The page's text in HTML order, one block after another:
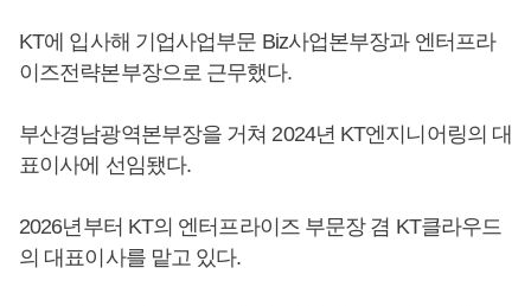
KT에 입사해 기업사업부문 Biz사업본부장과 엔터프라
이즈전략본부장으로 근무했다.
부산경남광역본부장을 거쳐 2024년 KT엔지니어링의 대
표이사에 선임됐다.
2026년부터 KT의 엔터프라이즈 부문장 겸 KT클라우드
의 대표이사를 맡고 있다.